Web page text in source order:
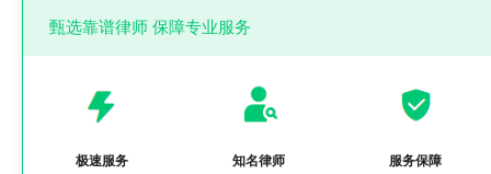
甄选靠谱律师 保障专业服务
极速服务 知名律师 服务保障